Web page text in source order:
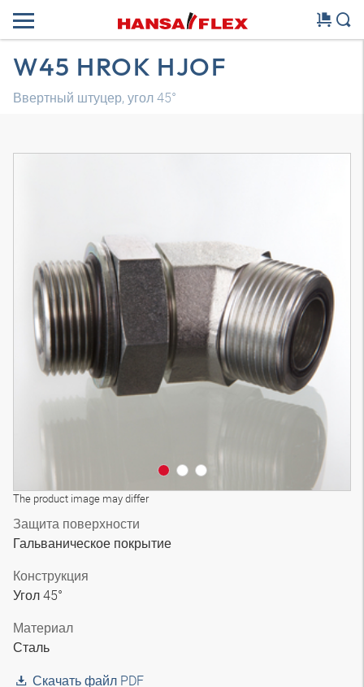
W45 HROK HJOF
Ввертный штуцер, угол 45°
The product image may differ
Трехмерная модель
Защита поверхности
Гальваническое покрытие
Конструкция
Угол 45°
Материал
Сталь
Скачать файл PDF